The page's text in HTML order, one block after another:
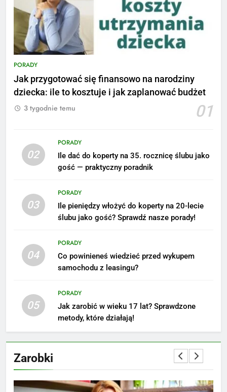
PORADY
Jak przygotować się finansowo na narodziny
dziecka: ile to kosztuje i jak zaplanować budżet
01
3 tygodnie temu
02
PORADY
Ile dać do koperty na 35. rocznicę ślubu jako
gość — praktyczny poradnik
03
PORADY
Ile pieniędzy włożyć do koperty na 20-lecie
ślubu jako gość? Sprawdź nasze porady!
04
PORADY
Co powinieneś wiedzieć przed wykupem
samochodu z leasingu?
05
PORADY
Jak zarobić w wieku 17 lat? Sprawdzone
metody, które działają!
Zarobki
5
Ile zarabia podolog: poznajmy
zainspirują
ZAROBKI
Jak przygotować się finansowo
na narodziny dziecka: ile to
budżet
PORADY
8
opinie i zarobki